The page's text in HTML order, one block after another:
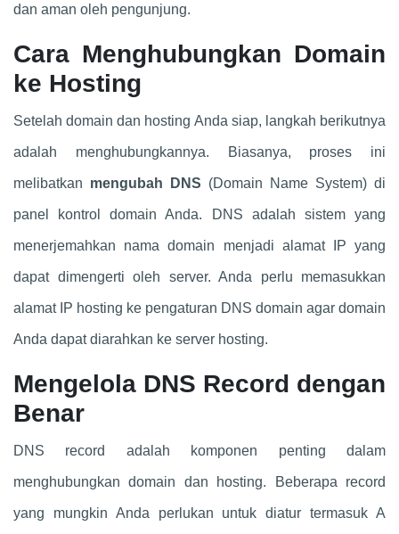
dan aman oleh pengunjung.
Cara Menghubungkan Domain
ke Hosting
Setelah domain dan hosting Anda siap, langkah berikutnya
adalah menghubungkannya. Biasanya, proses ini
melibatkan mengubah DNS (Domain Name System) di
panel kontrol domain Anda. DNS adalah sistem yang
menerjemahkan nama domain menjadi alamat IP yang
dapat dimengerti oleh server. Anda perlu memasukkan
alamat IP hosting ke pengaturan DNS domain agar domain
Anda dapat diarahkan ke server hosting.
Mengelola DNS Record dengan
Benar
DNS record adalah komponen penting dalam
menghubungkan domain dan hosting. Beberapa record
yang mungkin Anda perlukan untuk diatur termasuk A